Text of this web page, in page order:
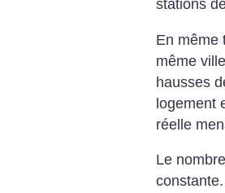
stations
En même
même
hausses
logement
réelle
Le